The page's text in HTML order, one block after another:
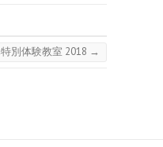
別体験教室 2018 →